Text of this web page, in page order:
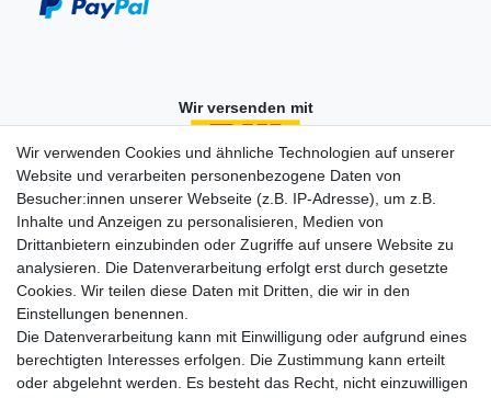
Wir versenden mit
Einkaufen
Zahlungsarten
Versandarten & -kosten
Widerrufsrecht
Warenkorb
Zur Kasse
Vertrag widerrufen
Wir verwenden Cookies und ähnliche Technologien auf unserer
Website und verarbeiten personenbezogene Daten von
Besucher:innen unserer Webseite (z.B. IP-Adresse), um z.B.
Inhalte und Anzeigen zu personalisieren, Medien von
Drittanbietern einzubinden oder Zugriffe auf unsere Website zu
analysieren. Die Datenverarbeitung erfolgt erst durch gesetzte
Cookies. Wir teilen diese Daten mit Dritten, die wir in den
Einstellungen benennen.
Die Datenverarbeitung kann mit Einwilligung oder aufgrund eines
berechtigten Interesses erfolgen. Die Zustimmung kann erteilt
oder abgelehnt werden. Es besteht das Recht, nicht einzuwilligen